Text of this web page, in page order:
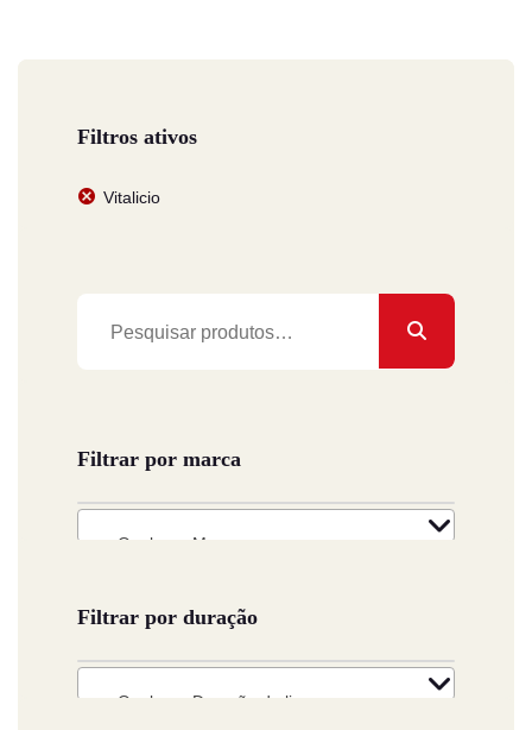
Filtros ativos
Vitalicio
Filtrar por marca
Qualquer Marca
Filtrar por duração
Qualquer Duração da licença